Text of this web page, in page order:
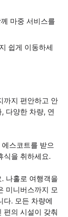
마중 서비스를
쉽게 이동하세
까지 편안하고 안
다양한 차량, 연
스코트를 받으
식을 취하세요.
나홀로 여행객을
미니버스까지 모
다. 모든 차량에
편의 시설이 갖춰